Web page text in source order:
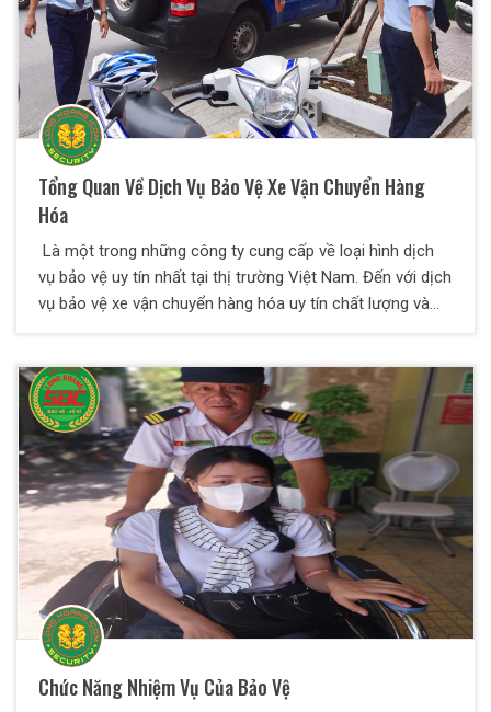
Tổng Quan Về Dịch Vụ Bảo Vệ Xe Vận Chuyển Hàng
Hóa
Là một trong những công ty cung cấp về loại hình dịch
vụ bảo vệ uy tín nhất tại thị trường Việt Nam. Đến với dịch
vụ bảo vệ xe vận chuyển hàng hóa uy tín chất lượng và
giúp phòng tránh mọi rủi ro xảy ra trong quá trình vận
chuyển hàng hóa và đảm bảo được độ an toàn cho hàng
hóa có giá trị cao cho khách hàng.
Chức Năng Nhiệm Vụ Của Bảo Vệ